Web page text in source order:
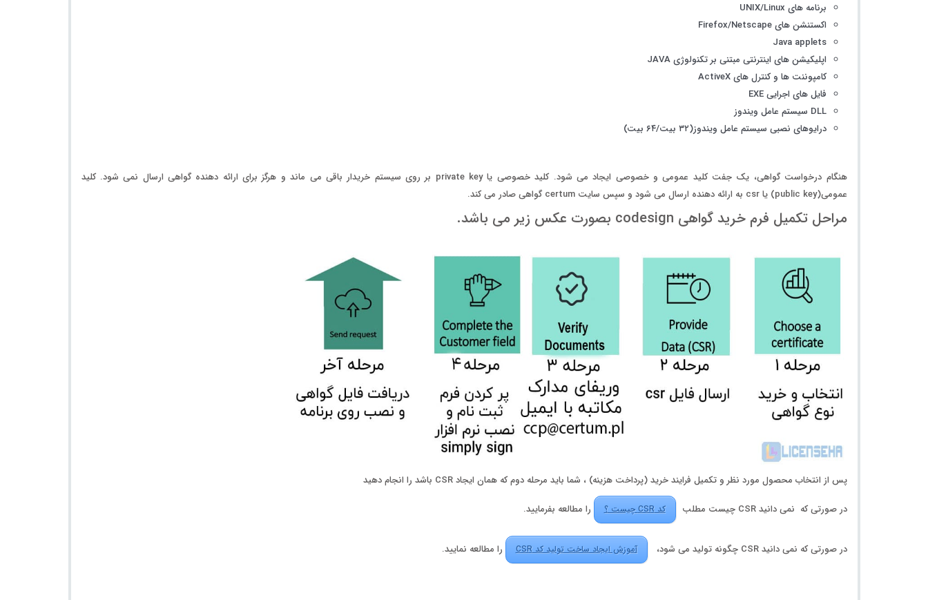
برنامه های UNIX/Linux
اکستنشن های Firefox/Netscape
Java applets
اپلیکیشن های اینترنتی مبتنی بر تکنولوژی JAVA
کامپوننت ها و کنترل های ActiveX
فایل های اجرایی EXE
DLL سیستم عامل ویندوز
درایوهای نصبی سیستم عامل ویندوز(۳۲ بیت/۶۴ بیت)
هنگام درخواست گواهی، یک جفت کلید عمومی و خصوصی ایجاد می شود. کلید خصوصی یا private key بر روی سیستم خریدار باقی می ماند و هرگز برای ارائه دهنده گواهی ارسال نمی شود. کلید
عمومی(public key) یا csr به ارائه دهنده ارسال می شود و سپس سایت certum گواهی صادر می کند.
مراحل تکمیل فرم خرید گواهی codesign بصورت عکس زیر می باشد.
پس از انتخاب محصول مورد نظر و تکمیل فرایند خرید (پرداخت هزینه) ، شما باید مرحله دوم که همان ایجاد CSR باشد را انجام دهید
در صورتی که نمی دانید CSR چیست مطلب
کد CSR چیست ؟ را مطالعه بفرمایید.
در صورتی که نمی دانید CSR چگونه تولید می شود، آموزش ایجاد ساخت تولید کد CSR را مطالعه نمایید.